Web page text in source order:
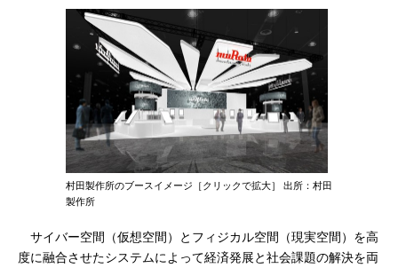
村田製作所のブースイメージ［クリックで拡大］ 出所：村田
製作所
サイバー空間（仮想空間）とフィジカル空間（現実空間）を高
度に融合させたシステムによって経済発展と社会課題の解決を両